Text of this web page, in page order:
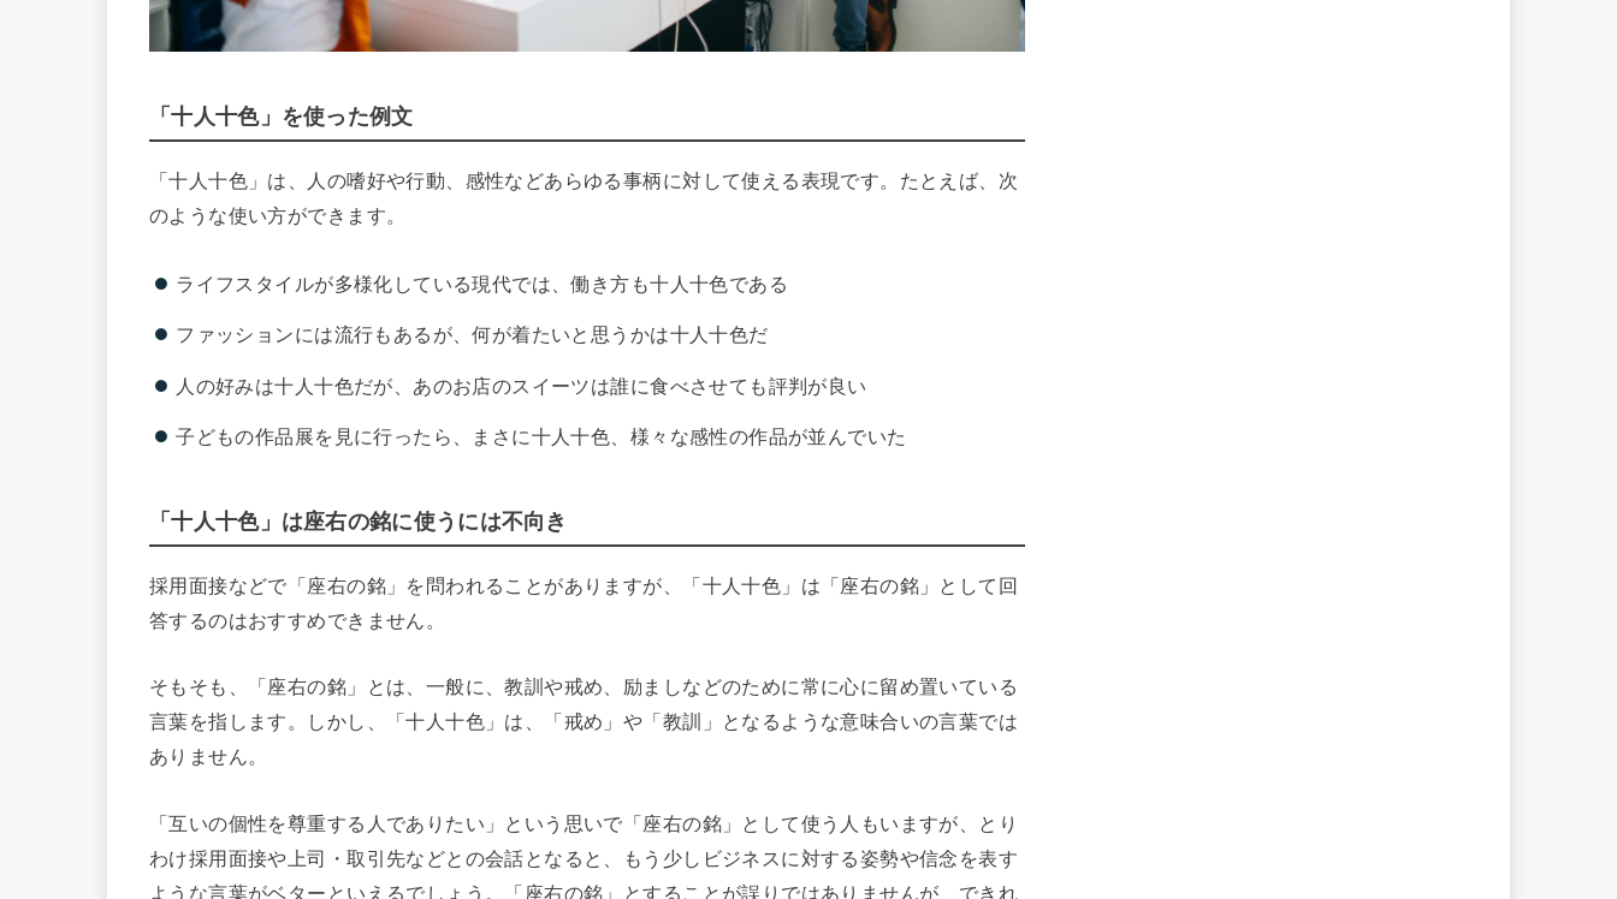
「十人十色」を使った例文
「十人十色」は、人の嗜好や行動、感性などあらゆる事柄に対して使える表現です。たとえば、次
のような使い方ができます。
ライフスタイルが多様化している現代では、働き方も十人十色である
ファッションには流行もあるが、何が着たいと思うかは十人十色だ
人の好みは十人十色だが、あのお店のスイーツは誰に食べさせても評判が良い
子どもの作品展を見に行ったら、まさに十人十色、様々な感性の作品が並んでいた
「十人十色」は座右の銘に使うには不向き
採用面接などで「座右の銘」を問われることがありますが、「十人十色」は「座右の銘」として回
答するのはおすすめできません。
そもそも、「座右の銘」とは、一般に、教訓や戒め、励ましなどのために常に心に留め置いている
言葉を指します。しかし、「十人十色」は、「戒め」や「教訓」となるような意味合いの言葉では
ありません。
「互いの個性を尊重する人でありたい」という思いで「座右の銘」として使う人もいますが、とり
わけ採用面接や上司・取引先などとの会話となると、もう少しビジネスに対する姿勢や信念を表す
ような言葉がベターといえるでしょう。「座右の銘」とすることが誤りではありませんが、できれ